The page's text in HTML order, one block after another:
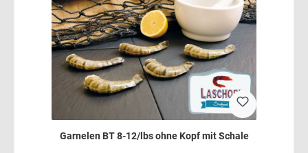
Garnelen BT 8-12/lbs ohne Kopf mit Schale